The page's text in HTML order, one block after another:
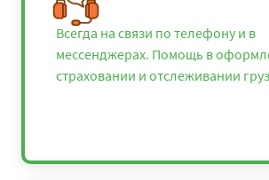
Всегда на связи по телефону и в
мессенджерах. Помощь в
страховании и отслеживании